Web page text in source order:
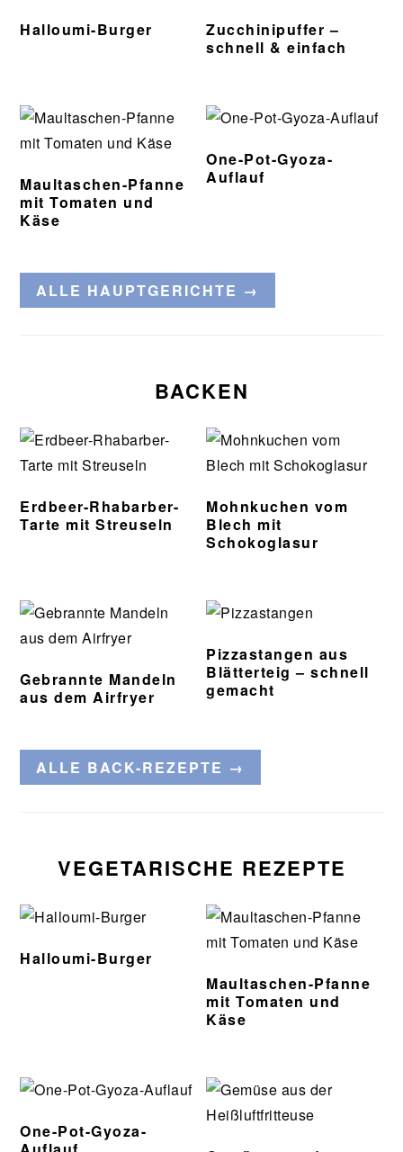
Halloumi-Burger
Zucchinipuffer –
schnell & einfach
Maultaschen-Pfanne
mit Tomaten und
Käse
One-Pot-Gyoza-
Auflauf
ALLE HAUPTGERICHTE →
BACKEN
Erdbeer-Rhabarber-
Tarte mit Streuseln
Mohnkuchen vom
Blech mit
Schokoglasur
Gebrannte Mandeln
aus dem Airfryer
Pizzastangen aus
Blätterteig – schnell
gemacht
ALLE BACK-REZEPTE →
VEGETARISCHE REZEPTE
Halloumi-Burger
Maultaschen-Pfanne
mit Tomaten und
Käse
One-Pot-Gyoza-